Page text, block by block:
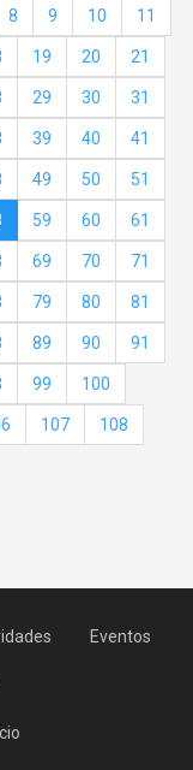
8 9 10 11
19 20 21
29 30 31
39 40 41
49 50 51
59 60 61
69 70 71
79 80 81
89 90 91
99 100
107 108
Eventos